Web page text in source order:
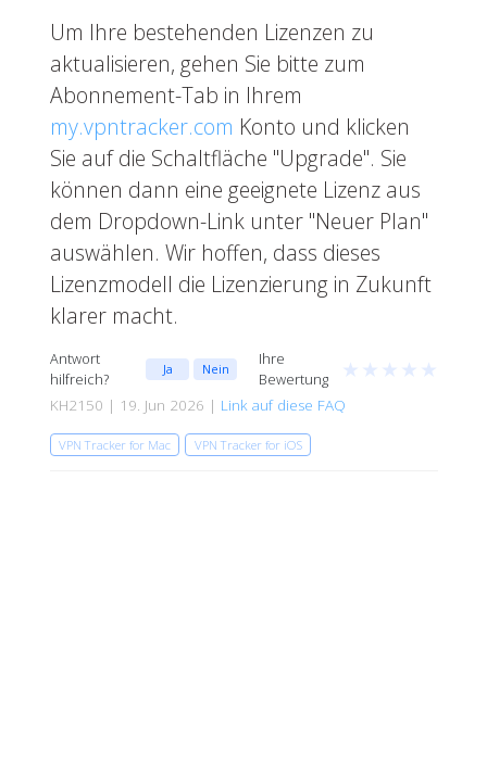
Um Ihre bestehenden Lizenzen zu
aktualisieren, gehen Sie bitte zum
Abonnement-Tab in Ihrem
my.vpntracker.com Konto und klicken
Sie auf die Schaltfläche "Upgrade". Sie
können dann eine geeignete Lizenz aus
dem Dropdown-Link unter "Neuer Plan"
auswählen. Wir hoffen, dass dieses
Lizenzmodell die Lizenzierung in Zukunft
klarer macht.
Antwort
hilfreich?
Ja Nein
Ihre
Bewertung
★ ★ ★ ★ ★
KH2150 | 19. Jun 2026 | Link auf diese FAQ
VPN Tracker for Mac VPN Tracker for iOS